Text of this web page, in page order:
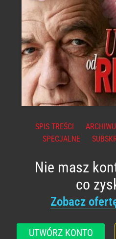
SPIS TREŚCI
SPECJALNE
Nie masz
co
Zobacz
UTWÓRZ KONTO